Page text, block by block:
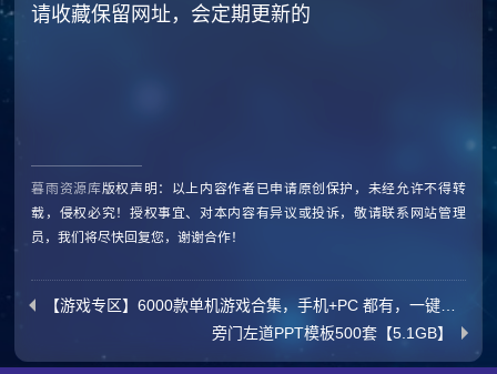
请收藏保留网址，会定期更新的
暮雨资源库版权声明：以上内容作者已申请原创保护，未经允许不得转
载，侵权必究！授权事宜、对本内容有异议或投诉，敬请联系网站管理
员，我们将尽快回复您，谢谢合作！
【游戏专区】6000款单机游戏合集，手机+PC 都有，一键解压安装版 收藏级别
旁门左道PPT模板500套【5.1GB】